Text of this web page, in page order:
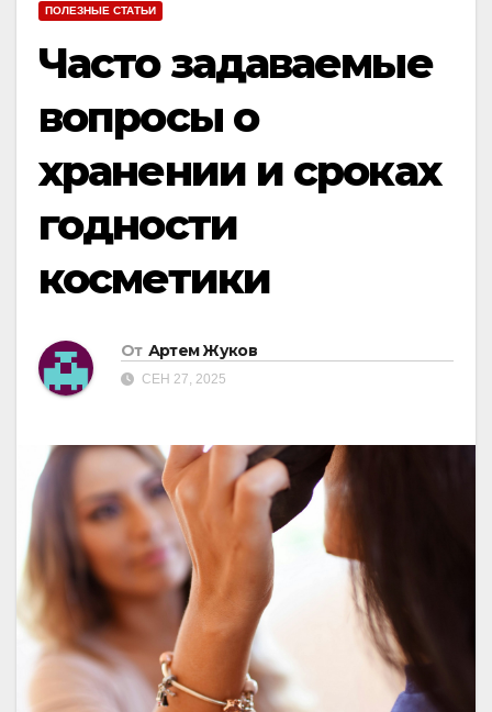
ПОЛЕЗНЫЕ СТАТЬИ
Часто задаваемые
вопросы о
хранении и сроках
годности
косметики
От Артем Жуков
СЕН 27, 2025